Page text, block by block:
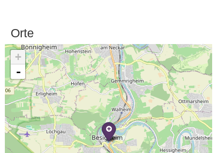
Orte
+
-